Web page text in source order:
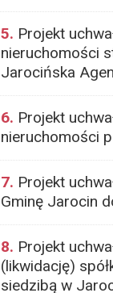
5. Projekt
nieruchomości
Jarocińska
6. Projekt
nieruchomości
7. Projekt
Gminę Jarocin
8. Projekt
(likwidację)
siedzibą w